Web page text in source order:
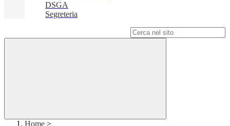
DSGA
Segreteria
Home >